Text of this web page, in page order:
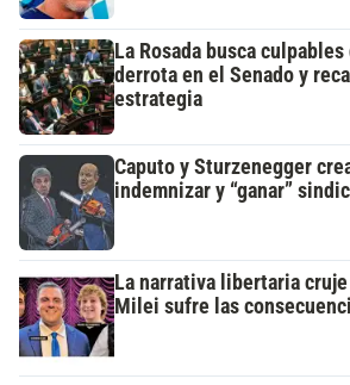
La Rosada busca
derrota en el Senado y
estrategia
Caputo y Sturzenegger
indemnizar y “ganar”
La narrativa libertaria
Milei sufre las